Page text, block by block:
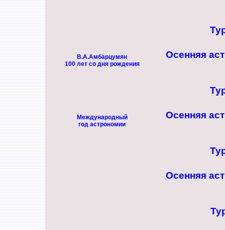
В.А.Амбарцумян
100 лет со дня рождения
Осенняя
Международный
год астрономии
Осенняя
Осенняя